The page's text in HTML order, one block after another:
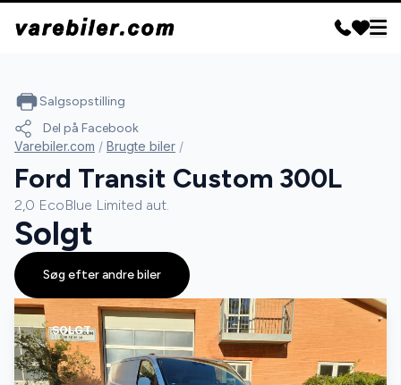
SOLGT
Salgsopstilling
Del på Facebook
Varebiler.com / Brugte biler /
Ford Transit Custom 300L
2,0 EcoBlue Limited aut.
Solgt
Søg efter andre biler